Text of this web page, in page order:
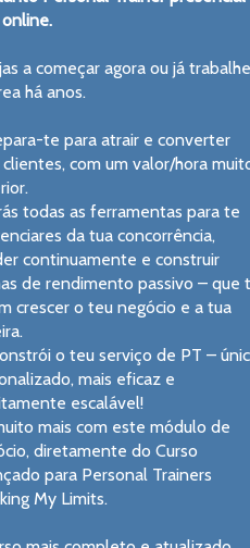
a começar agora ou já
há anos.
te para atrair e converter
clientes, com um valor/hora
todas as ferramentas para te
da tua concorrência,
continuamente e construir
de rendimento passivo – que
crescer o teu negócio e a tua
o teu serviço de PT –
mais eficaz e
escalável!
mais com este módulo de
diretamente do Curso
para Personal Trainers
My Limits.